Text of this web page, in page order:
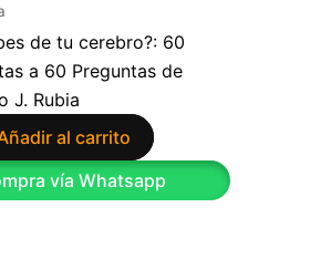
de tu cerebro?: 60
a 60 Preguntas de
J. Rubia
al carrito
vía Whatsapp